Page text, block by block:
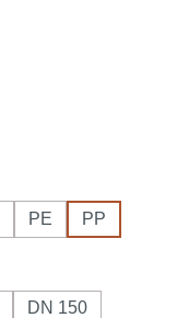
PE PP
DN 150